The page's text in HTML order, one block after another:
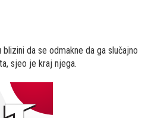
da se odmakne da ga slučajno
sjeo je kraj njega.